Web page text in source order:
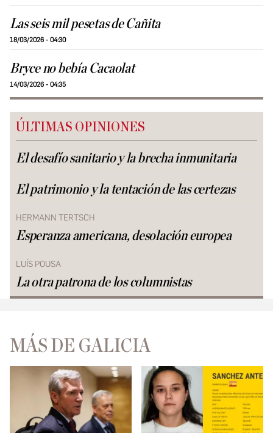
Las seis mil pesetas de Cañita
18/03/2026 - 04:30
Bryce no bebía Cacaolat
14/03/2026 - 04:35
ÚLTIMAS OPINIONES
El desafío sanitario y la brecha inmunitaria
El patrimonio y la tentación de las certezas
HERMANN TERTSCH
Esperanza americana, desolación europea
LUÍS POUSA
La otra patrona de los columnistas
MÁS DE GALICIA